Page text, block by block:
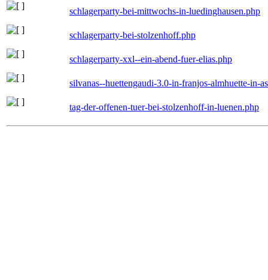
schlagerparty-bei-mittwochs-in-luedinghausen.php
schlagerparty-bei-stolzenhoff.php
schlagerparty-xxl--ein-abend-fuer-elias.php
silvanas--huettengaudi-3.0-in-franjos-almhuette-in-
tag-der-offenen-tuer-bei-stolzenhoff-in-luenen.php